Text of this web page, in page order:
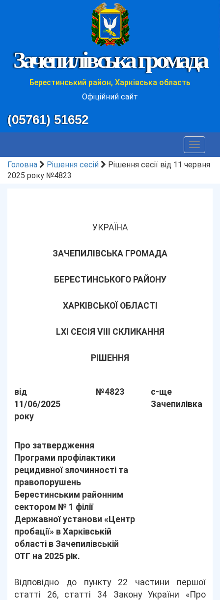
Зачепилівська громада
Берестинський район, Харківська область
Офіційний сайт
(05761) 51652
Toggle
Головна
Рішення сесій
Рішення сесії від 11 червня
2025 року №4823
УКРАЇНА
ЗАЧЕПИЛІВСЬКА ГРОМАДА
БЕРЕСТИНСЬКОГО РАЙОНУ
ХАРКІВСЬКОЇ ОБЛАСТІ
LХІ СЕСІЯ VIII СКЛИКАННЯ
РІШЕННЯ
від
11/06/2025
року
№4823
с-ще
Зачепилівка
Про затвердження
Програми профілактики
рецидивної злочинності та
правопорушень
Берестинським районним
сектором № 1 філії
Державної установи «Центр
пробації» в Харківській
області в Зачепилівській
ОТГ на 2025 рік.
Відповідно до пункту 22 частини першої
статті 26, статті 34 Закону України «Про